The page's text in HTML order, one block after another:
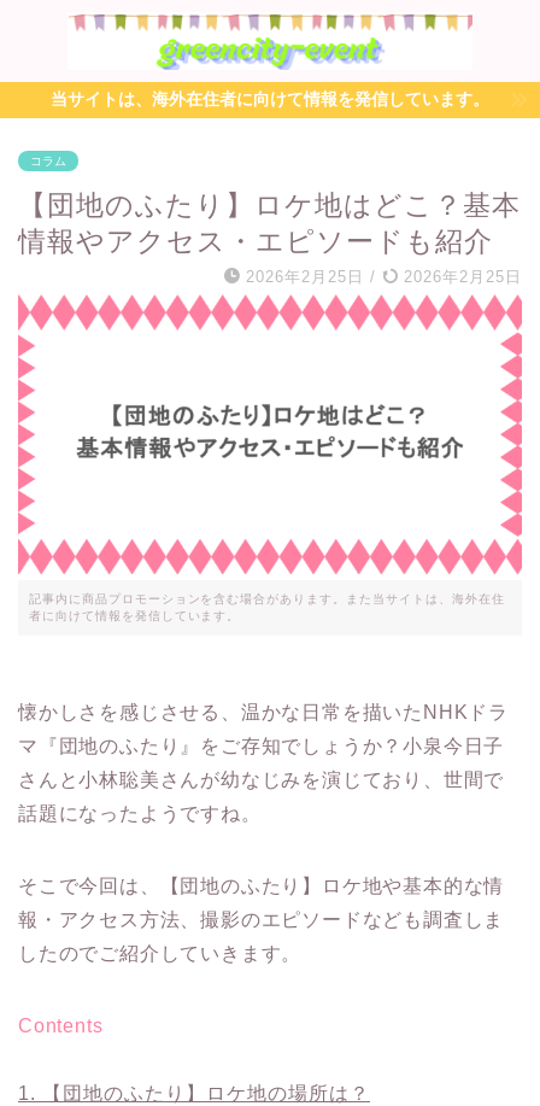
当サイトは、海外在住者に向けて情報を発信しています。
コラム
【団地のふたり】ロケ地はどこ？基本
情報やアクセス・エピソードも紹介
2026年2月25日 / 2026年2月25日
記事内に商品プロモーションを含む場合があります。また当サイトは、海外在住
者に向けて情報を発信しています。
懐かしさを感じさせる、温かな日常を描いたNHKドラ
マ『団地のふたり』をご存知でしょうか？小泉今日子
さんと小林聡美さんが幼なじみを演じており、世間で
話題になったようですね。
そこで今回は、【団地のふたり】ロケ地や基本的な情
報・アクセス方法、撮影のエピソードなども調査しま
したのでご紹介していきます。
Contents
1.
【団地のふたり】ロケ地の場所は？